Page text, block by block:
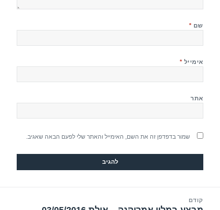
שם *
אימייל *
אתר
שמור בדפדפן זה את השם, האימייל והאתר שלי לפעם הבאה שאגיב.
קודם